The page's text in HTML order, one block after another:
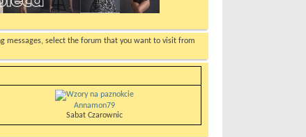
messages, select the forum that you want to visit from
Annamon79
Sabat Czarownic